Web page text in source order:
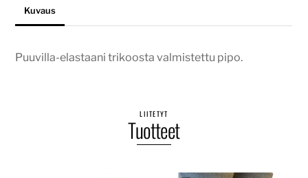
Kuvaus
Puuvilla-elastaani trikoosta valmistettu pipo.
LIITETYT
Tuotteet